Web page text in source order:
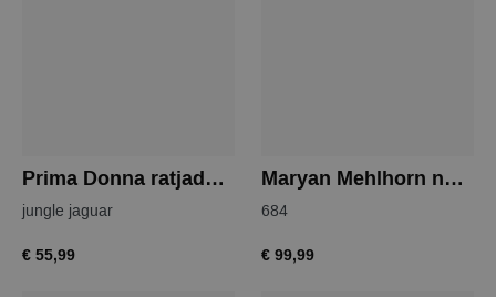
Prima Donna ratjada bikini slip
jungle jaguar
€ 55,99
Maryan Mehlhorn nomade slip
684
€ 99,99